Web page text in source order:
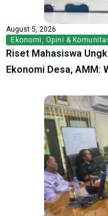
August 5, 2026
Ekonomi
Opini &
Riset Mahasiswa
Ekonomi Desa, AMM: